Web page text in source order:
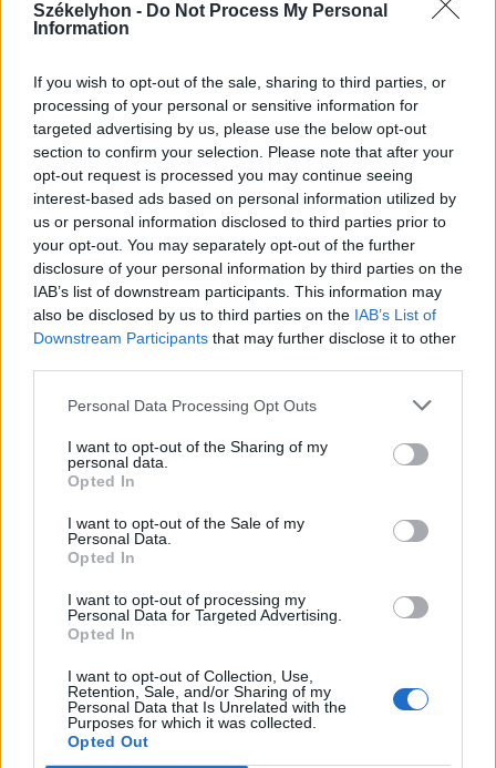
Székelyhon - Do Not Process My Personal
Information
If you wish to opt-out of the sale, sharing to third parties, or
processing of your personal or sensitive information for
targeted advertising by us, please use the below opt-out
section to confirm your selection. Please note that after your
opt-out request is processed you may continue seeing
interest-based ads based on personal information utilized by
us or personal information disclosed to third parties prior to
your opt-out. You may separately opt-out of the further
disclosure of your personal information by third parties on the
IAB’s list of downstream participants. This information may
also be disclosed by us to third parties on the IAB’s List of
Downstream Participants that may further disclose it to other
Personal Data Processing Opt Outs
I want to opt-out of the Sharing of my
personal data.
Opted In
I want to opt-out of the Sale of my
Personal Data.
Opted In
I want to opt-out of processing my
Personal Data for Targeted Advertising.
Opted In
I want to opt-out of Collection, Use,
Retention, Sale, and/or Sharing of my
Personal Data that Is Unrelated with the
Purposes for which it was collected.
Opted Out
2026. augusztus 08., szombat
Románia irányából érkező ukrán
csalidrón robbant fel Bulgáriában –
frissítve
2026. augusztus 08., szombat